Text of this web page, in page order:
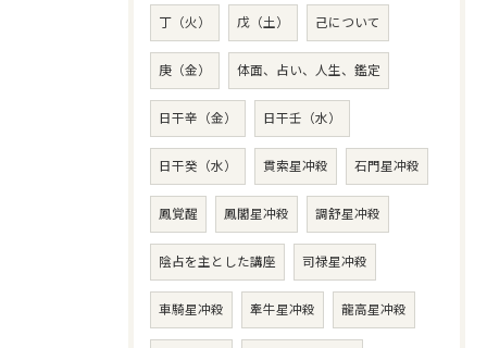
丁（火） 戊（土） 己について
庚（金） 体面、占い、人生、鑑定
日干辛（金） 日干壬（水）
日干癸（水） 貫索星冲殺 石門星冲殺
鳳覚醒 鳳閣星冲殺 調舒星冲殺
陰占を主とした講座 司禄星冲殺
車騎星冲殺 牽牛星冲殺 龍高星冲殺